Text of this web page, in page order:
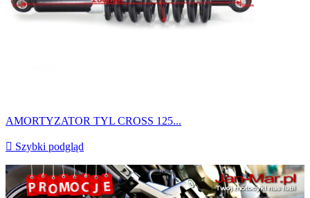
AMORTYZATOR TYL CROSS 125...
 Szybki podgląd